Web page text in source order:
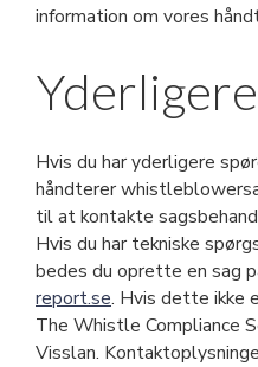
information om vores
Hvis du har yderligere
håndterer
til at kontakte
Hvis du har tekniske
bedes du oprette en sag
report.se. Hvis dette ikke
The Whistle Compliance
Visslan.